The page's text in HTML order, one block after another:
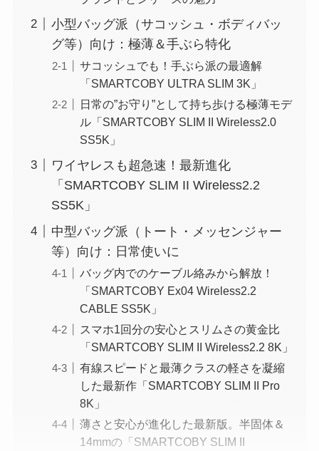
小型バッグ派（サコッシュ・ボディバッ
グ等）向け：極薄＆手ぶら特化
サコッシュでも！手ぶら派の最適解
「SMARTCOBY ULTRA SLIM 3K」
日常の”お守り”として持ち歩ける極薄モデ
ル「SMARTCOBY SLIM II Wireless2.0
SS5K」
ワイヤレスも超急速！最新進化
「SMARTCOBY SLIM II Wireless2.2
SS5K」
中型バッグ派（トート・メッセンジャー
等）向け：日常使いに
バッグ内でのケーブル絡みから解放！
「SMARTCOBY Ex04 Wireless2.2
CABLE SS5K」
スマホ1回分の安心とスリムさの黄金比
「SMARTCOBY SLIM II Wireless2.2 8K」
有線スピードと最薄クラスの軽さを凝縮
した最新作「SMARTCOBY SLIM II Pro
8K」
薄さと安心が進化した最新版。半固体＆
14mmの「SMARTCOBY SLIM II